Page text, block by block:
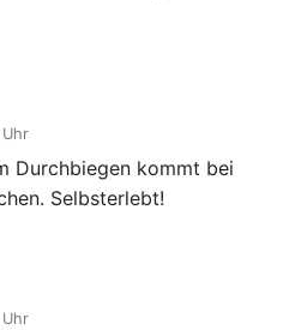
Durchbiegen kommt bei
Selbsterlebt!